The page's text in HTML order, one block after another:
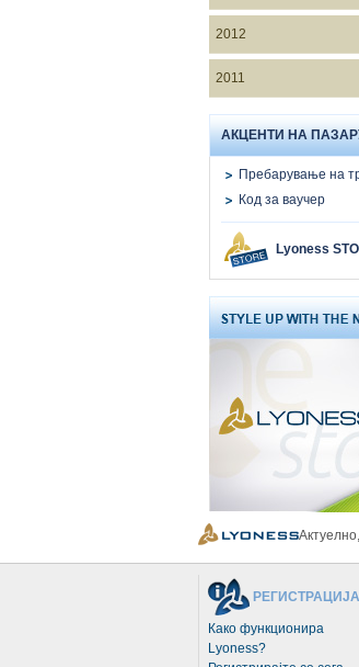
2012
2011
АКЦЕНТИ НА
Пребарување на
Код за ваучер
Lyoness
РЕГИСТРАЦИЈА
Како функционира
Lyoness?